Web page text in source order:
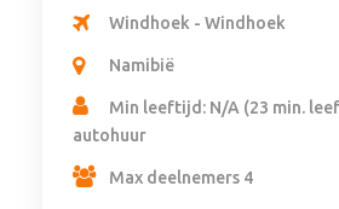
Windhoek - Windhoek
Namibië
Min leeftijd: N/A (23 min.
autohuur
Max deelnemers 4